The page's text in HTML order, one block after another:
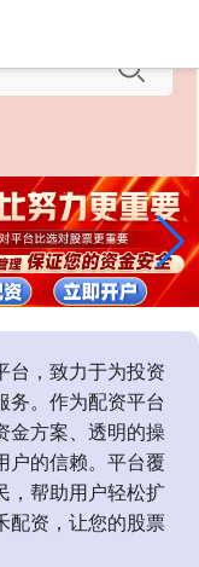
台，致力于为投资
务。作为配资平台
金方案、透明的操
户的信赖。平台覆
，帮助用户轻松扩
配资，让您的股票